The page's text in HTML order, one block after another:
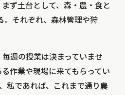
ず土台として、森・農・食と
。それぞれ、森林管理や狩
週の授業は決まっていませ
作業や現場に来てもらってい
私であれば、これまで通り農